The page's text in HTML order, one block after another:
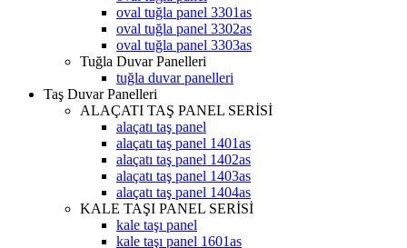
oval tuğla panel 3301as
oval tuğla panel 3302as
oval tuğla panel 3303as
Tuğla Duvar Panelleri
tuğla duvar panelleri
Taş Duvar Panelleri
ALAÇATI TAŞ PANEL SERİSİ
alaçatı taş panel
alaçatı taş panel 1401as
alaçatı taş panel 1402as
alaçatı taş panel 1403as
alaçatı taş panel 1404as
KALE TAŞI PANEL SERİSİ
kale taşı panel
kale taşı panel 1601as